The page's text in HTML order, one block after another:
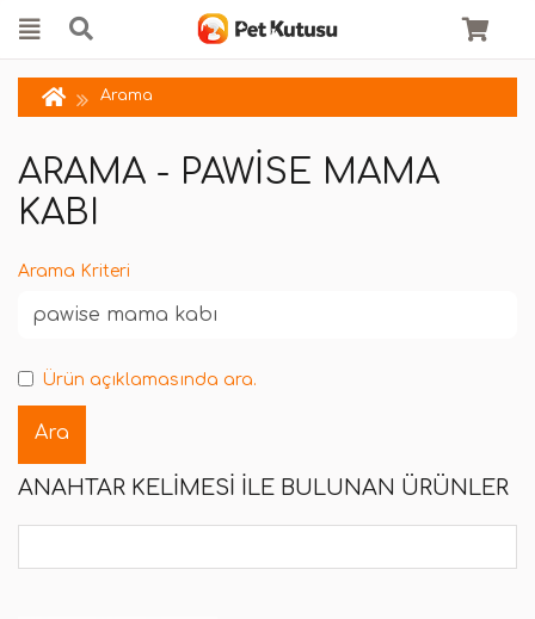
Arama
ARAMA - PAWISE MAMA
KABI
Arama Kriteri
Ürün açıklamasında ara.
ANAHTAR KELIMESI ILE BULUNAN ÜRÜNLER